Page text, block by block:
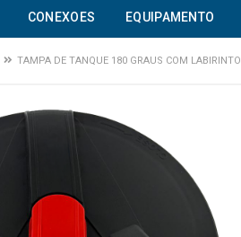
CONEXOES EQUIPAMENTO
TAMPA DE TANQUE 180 GRAUS COM LABIRINTO